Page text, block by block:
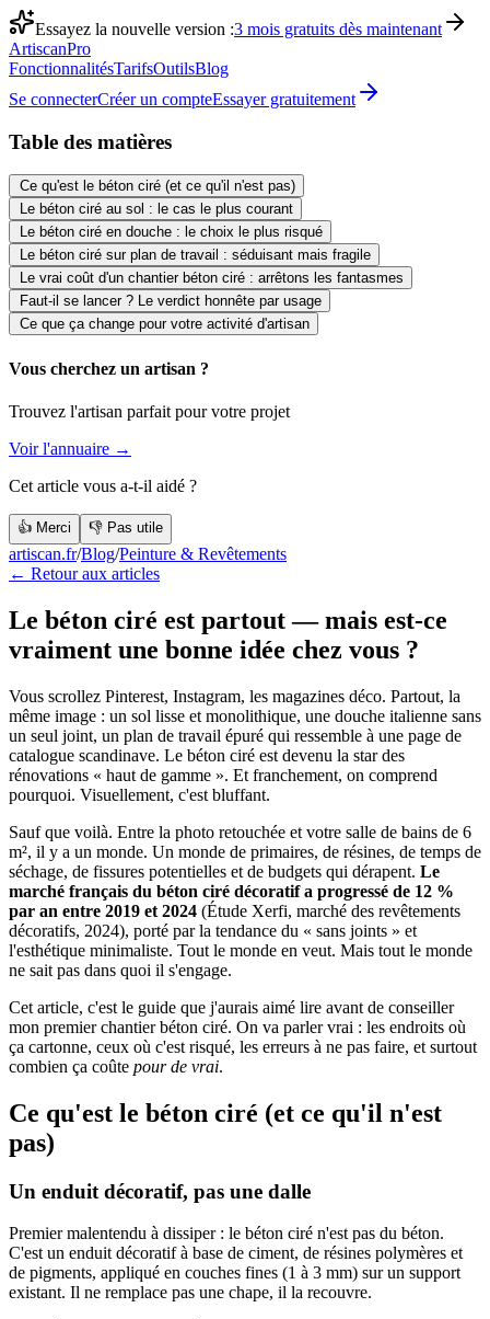
Essayez la nouvelle version :3 mois gratuits dès maintenant
ArtiscanPro
FonctionnalitésTarifsOutilsBlog
Se connecterCréer un compteEssayer gratuitement
Table des matières
Ce qu'est le béton ciré (et ce qu'il n'est pas)
Le béton ciré au sol : le cas le plus courant
Le béton ciré en douche : le choix le plus risqué
Le béton ciré sur plan de travail : séduisant mais fragile
Le vrai coût d'un chantier béton ciré : arrêtons les fantasmes
Faut-il se lancer ? Le verdict honnête par usage
Ce que ça change pour votre activité d'artisan
Vous cherchez un artisan ?
Trouvez l'artisan parfait pour votre projet
Voir l'annuaire →
Cet article vous a-t-il aidé ?
👍 Merci 👎 Pas utile
artiscan.fr/Blog/Peinture & Revêtements
← Retour aux articles
Le béton ciré est partout — mais est-ce
vraiment une bonne idée chez vous ?
Vous scrollez Pinterest, Instagram, les magazines déco. Partout, la
même image : un sol lisse et monolithique, une douche italienne sans
un seul joint, un plan de travail épuré qui ressemble à une page de
catalogue scandinave. Le béton ciré est devenu la star des
rénovations « haut de gamme ». Et franchement, on comprend
pourquoi. Visuellement, c'est bluffant.
Sauf que voilà. Entre la photo retouchée et votre salle de bains de 6
m², il y a un monde. Un monde de primaires, de résines, de temps de
séchage, de fissures potentielles et de budgets qui dérapent. Le
marché français du béton ciré décoratif a progressé de 12 %
par an entre 2019 et 2024 (Étude Xerfi, marché des revêtements
décoratifs, 2024), porté par la tendance du « sans joints » et
l'esthétique minimaliste. Tout le monde en veut. Mais tout le monde
ne sait pas dans quoi il s'engage.
Cet article, c'est le guide que j'aurais aimé lire avant de conseiller
mon premier chantier béton ciré. On va parler vrai : les endroits où
ça cartonne, ceux où c'est risqué, les erreurs à ne pas faire, et surtout
combien ça coûte pour de vrai.
Ce qu'est le béton ciré (et ce qu'il n'est
pas)
Un enduit décoratif, pas une dalle
Premier malentendu à dissiper : le béton ciré n'est pas du béton.
C'est un enduit décoratif à base de ciment, de résines polymères et
de pigments, appliqué en couches fines (1 à 3 mm) sur un support
existant. Il ne remplace pas une chape, il la recouvre.